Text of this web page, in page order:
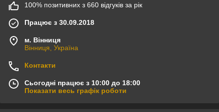
100% позитивних з 660 відгуків за рік
Працює з 30.09.2018
м. Вінниця
Вінниця, Україна
Контакти
Сьогодні працює з 10:00 до 18:00
Показати весь графік роботи